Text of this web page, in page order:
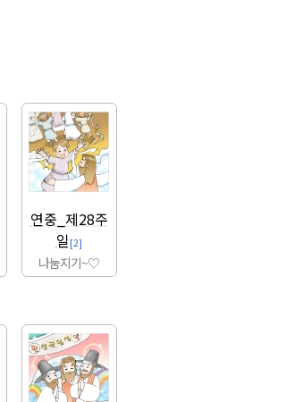
연중_제28주
일 [2]
나눔지기~♡